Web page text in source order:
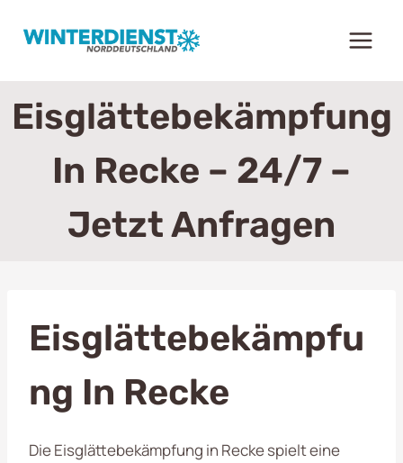
Inhalt
Eisglättebekämpfung
In Recke – 24/7 –
Jetzt Anfragen
Eisglättebekämpfu
Ng In Recke
Die Eisglättebekämpfung in Recke spielt eine